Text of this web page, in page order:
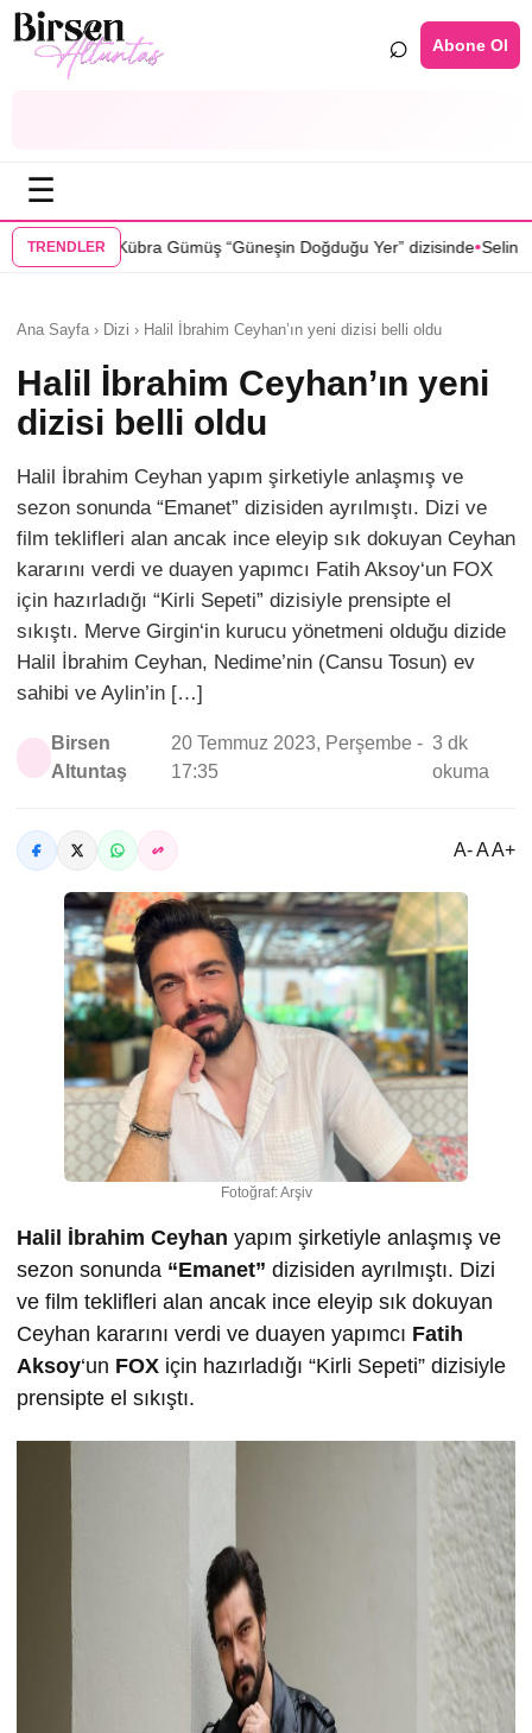
⌕ Abone Ol
☰
TRENDLER
“Güneşin Doğduğu Yer” dizisinde•Selin Türkmen “Karma”
Ana Sayfa › Dizi › Halil İbrahim Ceyhan’ın yeni dizisi belli oldu
Halil İbrahim Ceyhan’ın yeni
dizisi belli oldu
Halil İbrahim Ceyhan yapım şirketiyle anlaşmış ve
sezon sonunda “Emanet” dizisiden ayrılmıştı. Dizi ve
film teklifleri alan ancak ince eleyip sık dokuyan Ceyhan
kararını verdi ve duayen yapımcı Fatih Aksoy‘un FOX
için hazırladığı “Kirli Sepeti” dizisiyle prensipte el
sıkıştı. Merve Girgin‘in kurucu yönetmeni olduğu dizide
Halil İbrahim Ceyhan, Nedime’nin (Cansu Tosun) ev
sahibi ve Aylin’in […]
Birsen
Altuntaş
20 Temmuz 2023, Perşembe -
17:35
3 dk
okuma
A- A A+
Fotoğraf: Arşiv
Halil İbrahim Ceyhan yapım şirketiyle anlaşmış ve
sezon sonunda “Emanet” dizisiden ayrılmıştı. Dizi
ve film teklifleri alan ancak ince eleyip sık dokuyan
Ceyhan kararını verdi ve duayen yapımcı Fatih
Aksoy‘un FOX için hazırladığı “Kirli Sepeti” dizisiyle
prensipte el sıkıştı.